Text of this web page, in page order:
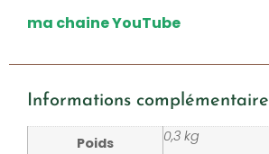
ma chaine YouTube
Informations
Poids 0,3 kg